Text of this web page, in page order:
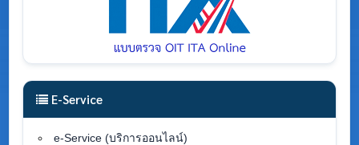
E-Service
e-Service (บริการออนไลน์)